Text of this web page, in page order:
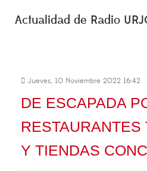
Actualidad de Radio
Jueves, 10 Noviembre 2022 16:42
DE ESCAPADA
RESTAURANTES
Y TIENDAS